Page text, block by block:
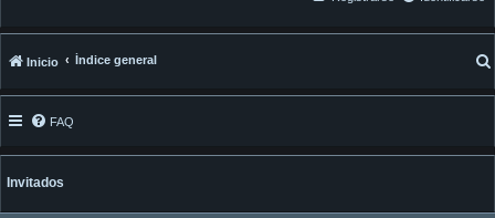
Inicio Índice general
FAQ
Invitados